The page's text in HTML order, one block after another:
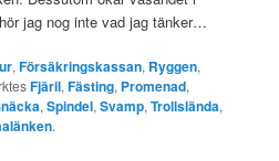
jag nog inte vad jag tänker…
,Försäkringskassan, Ryggen,
Fjäril,Fästing, Promenad,
,Spindel,Svamp,Trollslända,
.